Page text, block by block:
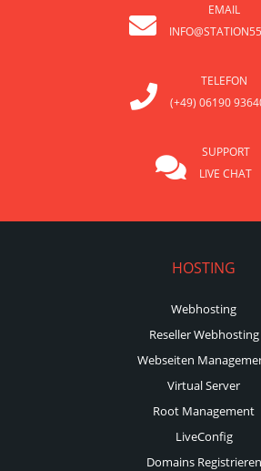
EMAIL
TELEFON
(+49) 06190
SUPPORT
LIVE CHAT
HOSTING
Webhosting
Reseller Webhosting
Webseiten
Virtual Server
Root Management
LiveConfig
Domains Registrieren